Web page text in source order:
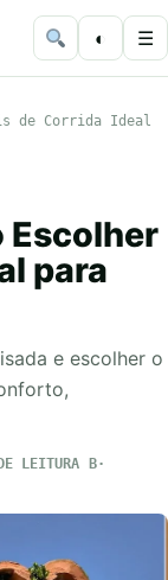
◐ ☰
de Corrida Ideal
Escolher
para
e escolher o
LEITURA